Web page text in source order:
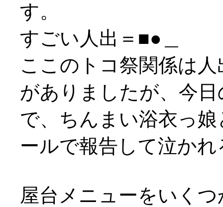
す。
すごい人出＝■●＿
ここのトコ祭関係は
がありましたが、今
で、ちんまい浴衣っ
ールで報告して泣かれ
屋台メニューをいく